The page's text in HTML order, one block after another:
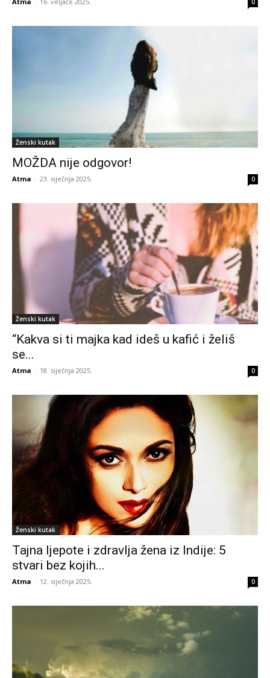
0
Ženski kutak
MOŽDA nije odgovor!
Atma - 23. siječnja 2025. 0
Ženski kutak
“Kakva si ti majka kad ideš u kafić i želiš
se...
Atma - 18. siječnja 2025. 0
Ženski kutak
Tajna ljepote i zdravlja žena iz Indije: 5
stvari bez kojih...
Atma - 12. siječnja 2025. 0